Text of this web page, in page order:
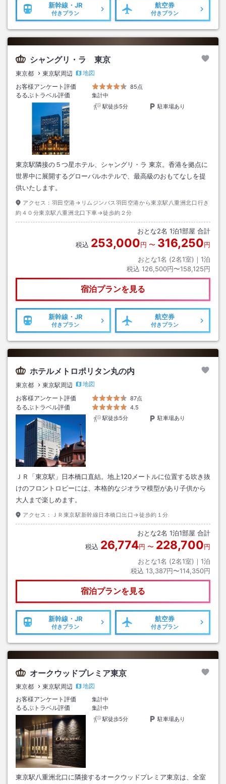
新幹線・JR
付きプラン
航空券
付きプラン
シャングリ・ラ 東京
東京都 東京駅周辺
地図
お客様アンケート評価
85点
るるぶトラベル評価
集計中
駅徒歩5分
駐車場あり
東京駅隣接の５つ星ホテル、シャングリ・ラ 東京。香港を拠点に
世界中に展開するグローバルホテルで、最高級のおもてなしを提
供いたします。
アクセス： 羽田空港→リムジンバス羽田空港から東京駅八重洲北口行き
約４０分東京駅八重洲北口下車→徒歩約２分
おとな2名 1泊1部屋 合計
税込 253,000円 〜 316,250円
おとな1名 (2名1室)｜ 1泊
税込 126,500円〜158,125円
宿泊プランを見る
新幹線・JR
付きプラン
航空券
付きプラン
ホテルメトロポリタン丸の内
東京都 東京駅周辺
地図
お客様アンケート評価
87点
るるぶトラベル評価
4.5
駅徒歩5分
駐車場あり
ＪＲ「東京駅」日本橋口直結。地上120メートルに位置する吹き抜
けのフロントロビーには、本格的なジオラマ模型があり子供から
大人まで楽しめます。
アクセス： ＪＲ東京駅新幹線日本橋口出口→徒歩約１分
おとな2名 1泊1部屋 合計
税込 26,774円 〜 228,700円
おとな1名 (2名1室)｜ 1泊
税込 13,387円〜114,350円
宿泊プランを見る
新幹線・JR
付きプラン
航空券
付きプラン
オークウッドプレミア東京
東京都 東京駅周辺
地図
お客様アンケート評価
集計中
るるぶトラベル評価
集計中
駅徒歩5分
駐車場あり
東京駅八重洲北口に隣接するオークウッドプレミア東京は、全室